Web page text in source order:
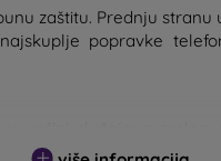
zaštitu. Prednju
popravke
kvalitetnije i